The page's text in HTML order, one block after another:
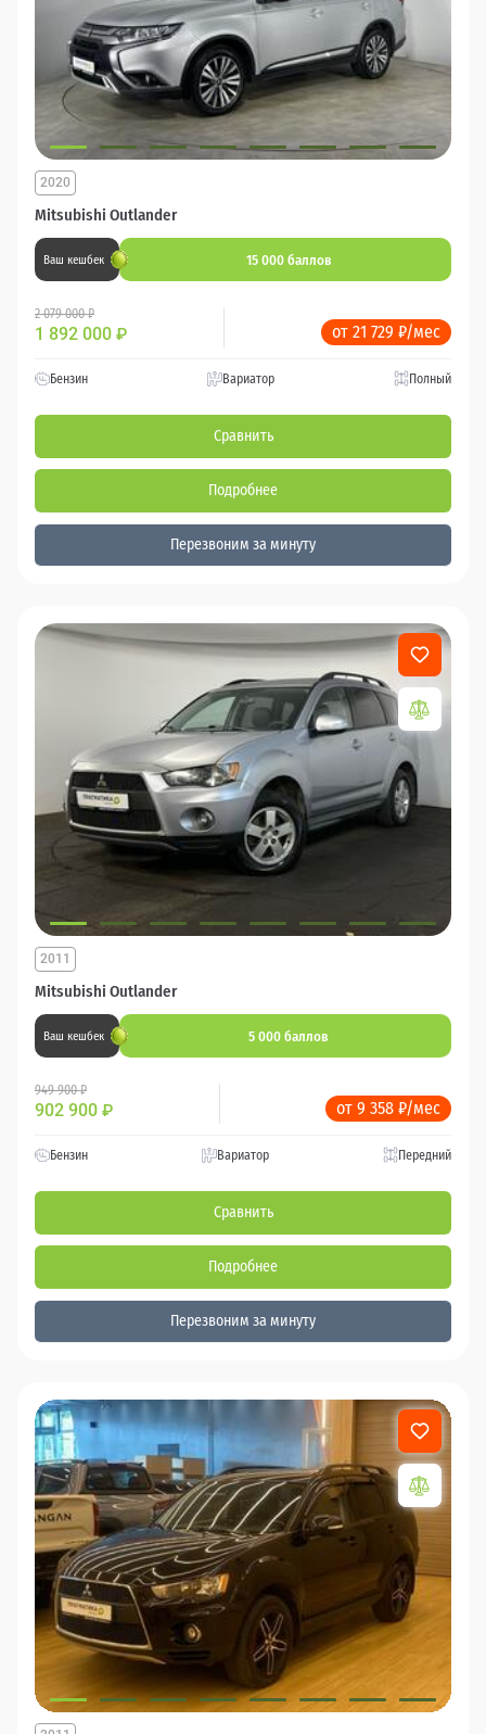
Mitsubishi Outlander
2020
Ваш кешбек 15 000 баллов
2 079 000 ₽
1 892 000 ₽ от 21 729 ₽/мес
Бензин Вариатор Полный
Сравнить
Подробнее
Перезвоним за минуту
Mitsubishi Outlander
2011
Ваш кешбек 5 000 баллов
949 900 ₽
902 900 ₽ от 9 358 ₽/мес
Бензин Вариатор Передний
Сравнить
Подробнее
Перезвоним за минуту